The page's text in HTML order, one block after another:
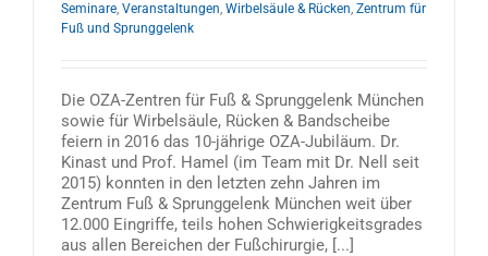
Seminare, Veranstaltungen, Wirbelsäule & Rücken, Zentrum für
Fuß und Sprunggelenk
Die OZA-Zentren für Fuß & Sprunggelenk München
sowie für Wirbelsäule, Rücken & Bandscheibe
feiern in 2016 das 10-jährige OZA-Jubiläum. Dr.
Kinast und Prof. Hamel (im Team mit Dr. Nell seit
2015) konnten in den letzten zehn Jahren im
Zentrum Fuß & Sprunggelenk München weit über
12.000 Eingriffe, teils hohen Schwierigkeitsgrades
aus allen Bereichen der Fußchirurgie, [...]